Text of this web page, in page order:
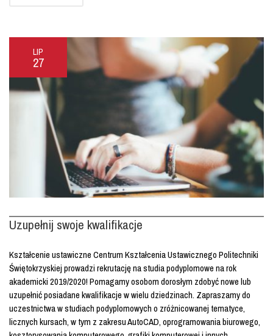
LIP
27
Uzupełnij swoje kwalifikacje
Kształcenie ustawiczne Centrum Kształcenia Ustawicznego Politechniki
Świętokrzyskiej prowadzi rekrutację na studia podyplomowe na rok
akademicki 2019/2020! Pomagamy osobom dorosłym zdobyć nowe lub
uzupełnić posiadane kwalifikacje w wielu dziedzinach. Zapraszamy do
uczestnictwa w studiach podyplomowych o zróżnicowanej tematyce,
licznych kursach, w tym z zakresu AutoCAD, oprogramowania biurowego,